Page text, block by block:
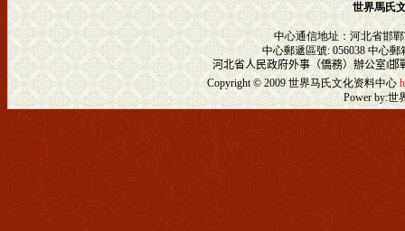
世界馬氏
中心通信地址：河北省邯
中心郵遞區號: 056038 中心郵
河北省人民政府外事（僑務）辦公室‖邯
Copyright © 2009世界马氏文化资料中心
Power by:世